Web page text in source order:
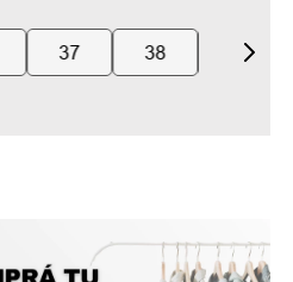
37 38